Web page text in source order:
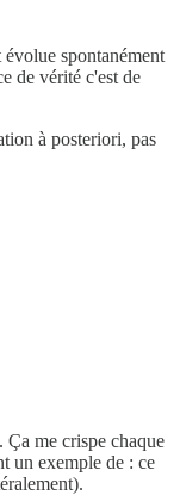
spontanément
de vérité c'est de
à posteriori, pas
me crispe chaque
un exemple de : ce